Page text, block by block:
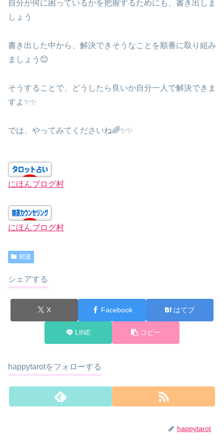
自分が何に困っているかを把握するためにも、書き出しま
しょう
書き出した中から、解決できそうなことを順番に取り組み
ましょう😊
そうすることで、どうしたら良いか自分一人で解決できま
すよ✨✨
では、やってみてくださいね🌈✨✨
にほんブログ村
にほんブログ村
開運
シェアする
X Facebook はてブ
LINE コピー
happytarotをフォローする
happytarot